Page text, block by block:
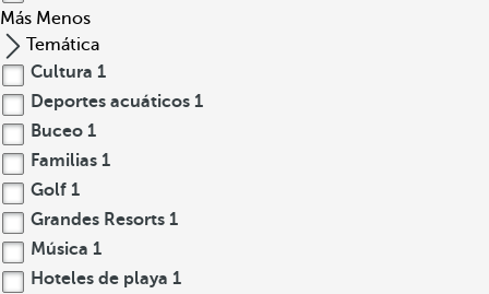
Más Menos
Temática
Cultura 1
Deportes acuáticos 1
Buceo 1
Familias 1
Golf 1
Grandes Resorts 1
Música 1
Hoteles de playa 1